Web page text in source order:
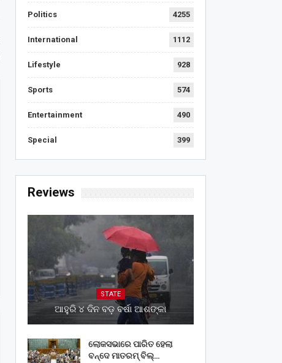
Politics 4255
International 1112
Lifestyle 928
Sports 574
Entertainment 490
Special 399
Reviews
STATE
ଆହୁରି ୪ ଦିନ ବଡ଼ ବର୍ଷା ଆଶଙ୍କା
ଲୋକସଭାରେ ପାରିତ ହେଲା
ବନ୍ଦେ ମାତରମ୍‌ ବିଲ୍‌…